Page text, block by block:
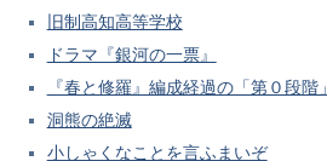
旧制高知高等学校
ドラマ『銀河の一票』
『春と修羅』編成経過の「第０段階」
洞熊の絶滅
小しゃくなことを言ふまいぞ